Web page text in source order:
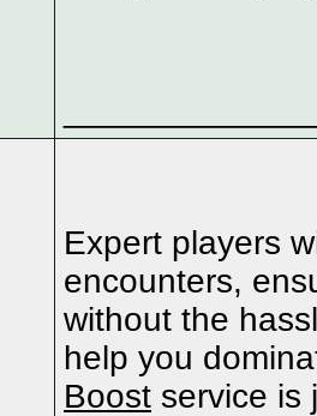
Expert players
encounters,
without the
help you
Boost service is